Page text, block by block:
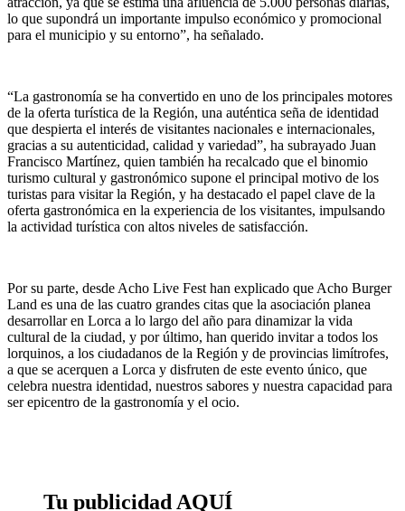
lo que supondrá un importante impulso económico y promocional
para el municipio y su entorno”, ha señalado.
“La gastronomía se ha convertido en uno de los principales motores
de la oferta turística de la Región, una auténtica seña de identidad
que despierta el interés de visitantes nacionales e internacionales,
gracias a su autenticidad, calidad y variedad”, ha subrayado Juan
Francisco Martínez, quien también ha recalcado que el binomio
turismo cultural y gastronómico supone el principal motivo de los
turistas para visitar la Región, y ha destacado el papel clave de la
oferta gastronómica en la experiencia de los visitantes, impulsando
la actividad turística con altos niveles de satisfacción.
Por su parte, desde Acho Live Fest han explicado que Acho Burger
Land es una de las cuatro grandes citas que la asociación planea
desarrollar en Lorca a lo largo del año para dinamizar la vida
cultural de la ciudad, y por último, han querido invitar a todos los
lorquinos, a los ciudadanos de la Región y de provincias limítrofes,
a que se acerquen a Lorca y disfruten de este evento único, que
celebra nuestra identidad, nuestros sabores y nuestra capacidad para
ser epicentro de la gastronomía y el ocio.
Tu publicidad AQUÍ